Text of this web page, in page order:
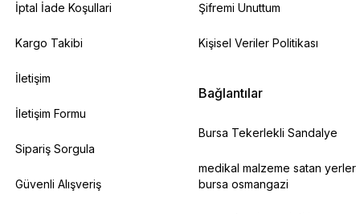
İptal İade Koşullari
Kargo Takibi
İletişim
İletişim Formu
Sipariş Sorgula
Güvenli Alışveriş
Şifremi Unuttum
Kişisel Veriler Politikası
Bağlantılar
Bursa Tekerlekli Sandalye
medikal malzeme satan yerler
bursa osmangazi